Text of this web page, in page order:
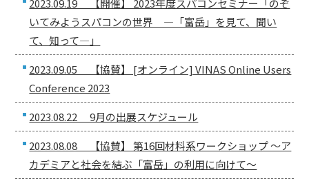
2023.09.19 【開催】 2023年度スパコンセミナー「のぞ
いてみようスパコンの世界 ―「富岳」を見て、聞い
て、知って―」
2023.09.05 【協賛】 [オンライン] VINAS Online Users
Conference 2023
2023.08.22 9月の出展スケジュール
2023.08.08 【協賛】 第16回材料系ワークショップ 〜ア
カデミアと社会を結ぶ「富岳」の利用に向けて〜